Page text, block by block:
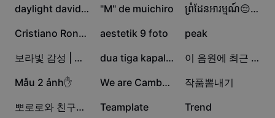
자동 캡션
산업 템플릿
요약 템플릿
고객 지원 센터
CapCut 서비스 약관 정보
Dreamina Seedance 2.0 Launch
5.2만 daylight david 7 pic 1.7만
"M" de muichiro 1.1만 ព្រំដែនអារម្មណ៍😔😔😔
8.4천 Cristiano Ronaldo 6.2천
aestetik 9 foto 4.8천
peak
2.1천 보라빛 감성 | 사진만 넣으면 완성 1.9천 dua tiga kapal 4 ft 1.9천 이 음원에 최근 영상 올리면
1.9천
Mẫu 2 ảnh✋ 1.1천 We are Cambodia 557
작품뽐내기
165 뽀로로와 친구들 무도영상 나눔 90
Teamplate 75
Trend